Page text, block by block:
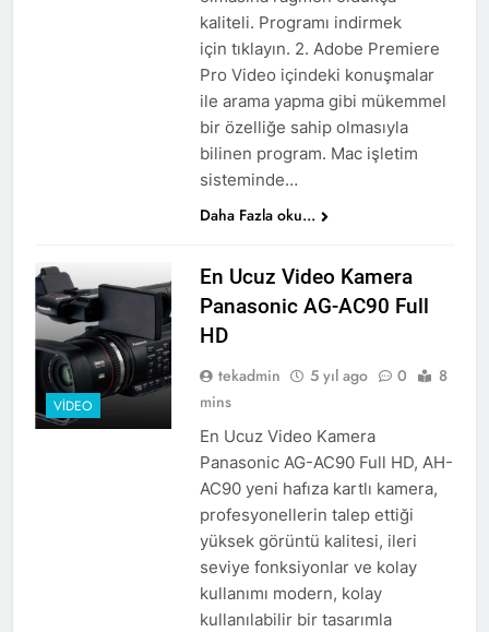
kaliteli. Programı indirmek
için tıklayın. 2. Adobe Premiere
Pro Video içindeki konuşmalar
ile arama yapma gibi mükemmel
bir özelliğe sahip olmasıyla
bilinen program. Mac işletim
sisteminde…
Daha Fazla oku...
VIDEO
En Ucuz Video Kamera
Panasonic AG-AC90 Full
HD
tekadmin 5 yıl ago 0
8
mins
En Ucuz Video Kamera
Panasonic AG-AC90 Full HD, AH-
AC90 yeni hafıza kartlı kamera,
profesyonellerin talep ettiği
yüksek görüntü kalitesi, ileri
seviye fonksiyonlar ve kolay
kullanımı modern, kolay
kullanılabilir bir tasarımla